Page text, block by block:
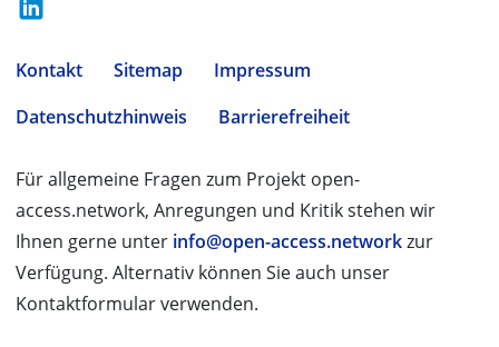
Kontakt Sitemap
Impressum
Datenschutzhinweis
Barrierefreiheit
Für allgemeine Fragen zum Projekt open-
access.network, Anregungen und Kritik stehen wir
Ihnen gerne unter info@open-access.networkzur
Verfügung. Alternativ können Sie auch unser
Kontaktformular verwenden.